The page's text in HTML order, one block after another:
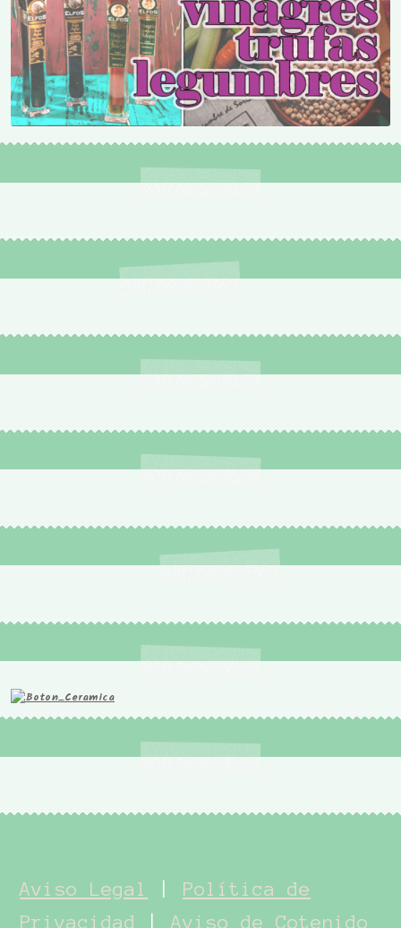
Aviso Legal
Política de
Privacidad
|Aviso de Cotenido